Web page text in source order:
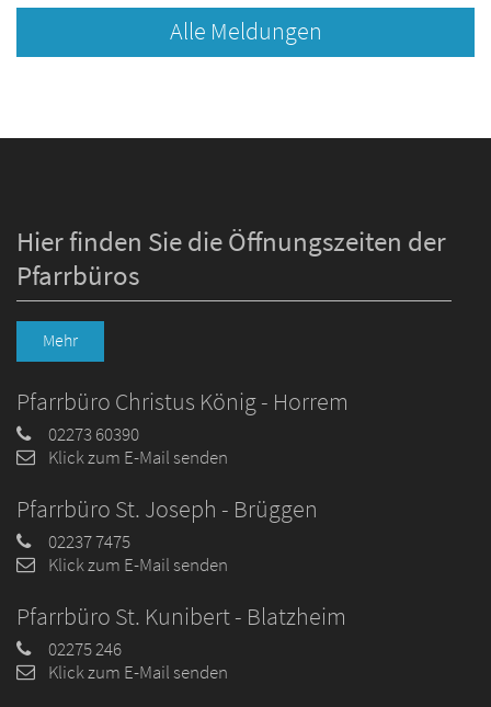
Alle Meldungen
Hier finden Sie die Öffnungszeiten der
Pfarrbüros
Mehr
Pfarrbüro Christus König - Horrem
02273 60390
Klick zum E-Mail senden
Pfarrbüro St. Joseph - Brüggen
02237 7475
Klick zum E-Mail senden
Pfarrbüro St. Kunibert - Blatzheim
02275 246
Klick zum E-Mail senden